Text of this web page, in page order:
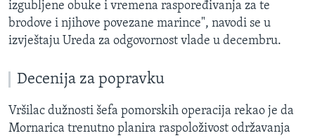
izgubljene obuke i vremena raspoređivanja za te
brodove i njihove povezane marince", navodi se u
izvještaju Ureda za odgovornost vlade u decembru.
Decenija za popravku
Vršilac dužnosti šefa pomorskih operacija rekao je da
Mornarica trenutno planira raspoloživost održavanja